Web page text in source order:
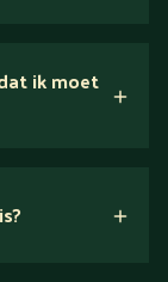
ik moet